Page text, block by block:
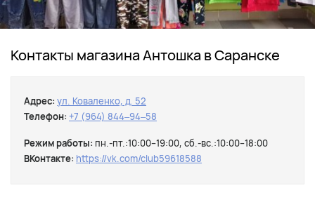
Контакты магазина Антошка в Саранске
Адрес: ул. Коваленко, д. 52
Телефон: +7 (964) 844‒94‒58
Режим работы: пн.-пт.:10:00–19:00, сб.-вс.:10:00–18:00
ВКонтакте: https://vk.com/club59618588